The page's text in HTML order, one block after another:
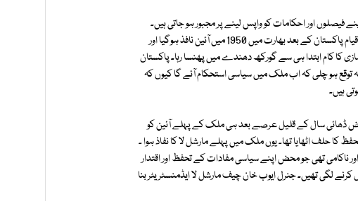
فیصلوں اور احکامات کو واپس لینے پر مجبور ہو جاتی ہیں۔
پاکستان میں آئین سازی ، آئینی ترامیم اور آئین کا نفاذ تینوں کام تضادات کا شکار رہے۔ قیام پاکستان کے بعد بھارت میں 1950 میں آئین نافذ ہوگیا اور
کا کام ابتدا ہی سے گورکھ دھندے میں پھنسا رہا۔ پاکستان
آئین نافذ ہوا۔ عوام کو یہ توقع ہو چلی کہ اب ملک میں سیاسی استحکام آئے گا کیوں کہ
ہیں۔
ڈھائی سال کے قلیل عرصے بعد ہی ملک کے پہلے آئین کو
انھوں نے آئین کے تحفظ کا حلف اٹھایا تھا۔ یوں ملک میں پہلے مارشل لا کا نفاذ ہوا ۔
ناکامی تھی جو محض اپنے سیاسی مفادات کے تحفظ اور اقتدار
لگی تھیں۔ جنرل ایوب خان چیف مارشل لا ایڈمنسٹریٹر بنا